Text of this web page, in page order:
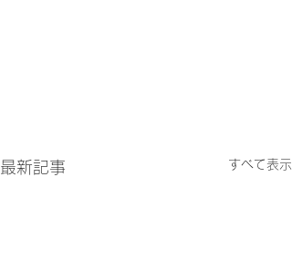
最新記事 すべて表示